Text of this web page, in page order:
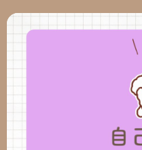
はじめまして